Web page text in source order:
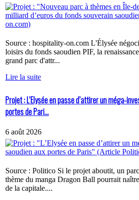
Source : hospitality-on.com L'Élysée
loisirs du fonds saoudien PIF, la
grand parc d'attr...
Lire la suite
Projet : L’Elysée en passe d’attirer un méga-
portes de Pari...
6 août 2026
Source : Politico Si le projet aboutit, un
thème du manga Dragon Ball pourrait
de la capitale....